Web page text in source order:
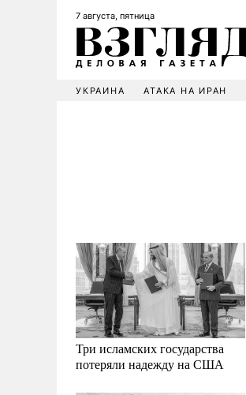
7 августа, пятница
УКРАИНА АТАКА НА ИРАН
Три исламских государства
потеряли надежду на США